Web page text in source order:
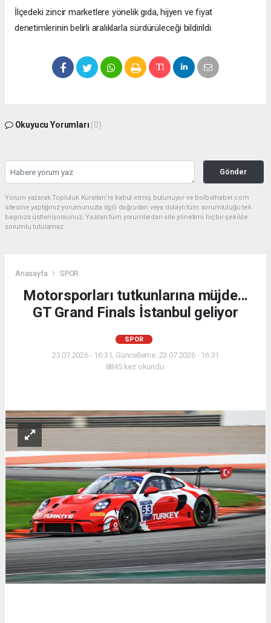
İlçedeki zincir marketlere yönelik gıda, hijyen ve fiyat
denetimlerinin belirli aralıklarla sürdürüleceği bildirildi.
Okuyucu Yorumları (0)
Gönder
Yorum yazarak Topluluk Kuralları’nı kabul etmiş bulunuyor ve bolbolhaber.com
sitesine yaptığınız yorumunuzla ilgili doğrudan veya dolaylı tüm sorumluluğu tek
başınıza üstleniyorsunuz. Yazılan tüm yorumlardan site yönetimi hiçbir şekilde
sorumlu tutulamaz.
Anasayfa SPOR
Motorsporları tutkunlarına müjde...
GT Grand Finals İstanbul geliyor
SPOR
23.07.2026 - 16:31, Güncelleme: 23.07.2026 - 16:31
8845 kez okundu.